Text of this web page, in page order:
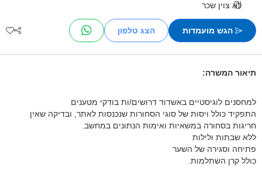
לא צוין שכר
הגש מועמדות
תיאור המשרה:
למחסנים לוגיסטיים באשדוד דרושים/ות בודקי מטענים
התפקיד כולל ויסות של סוגי הסחורות שנכנסות לאתר, ובדיקה שאין
חריגות בסחורה במשאיות ואימות הנתונים במחשב.
ללא שבתות ולילות
פתיחה וסגירה של השער
כולל קרן השתלמות.